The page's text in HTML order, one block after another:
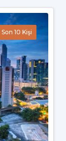
Son 10 Kişi